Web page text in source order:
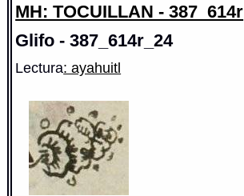
MH: TOCUILLAN - 387_614r
Glifo - 387_614r_24
Lectura: ayahuitl